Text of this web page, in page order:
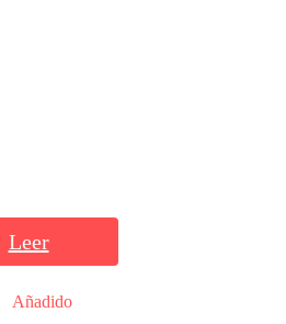
Leer
Añadido